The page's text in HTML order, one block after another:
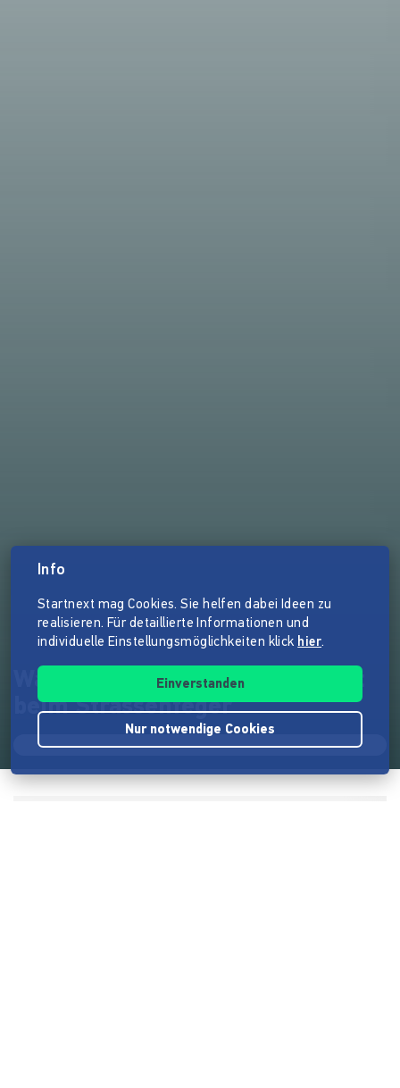
Warme Mahlzeiten, faire Arbeit
beim Strassenfeger
Info
Startnext mag Cookies. Sie helfen dabei Ideen zu
realisieren. Für detaillierte Informationen und
individuelle Einstellungsmöglichkeiten klick hier.
Einverstanden
Nur notwendige Cookies